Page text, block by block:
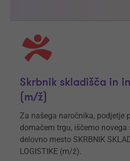
Skrbnik skladišča in
(m/ž)
Za našega naročnika, podjetje
domačem trgu, iščemo novega
delovno mesto SKRBNIK
LOGISTIKE (m/ž).